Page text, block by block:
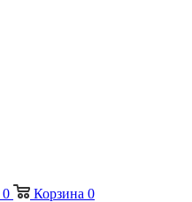
0 Корзина 0